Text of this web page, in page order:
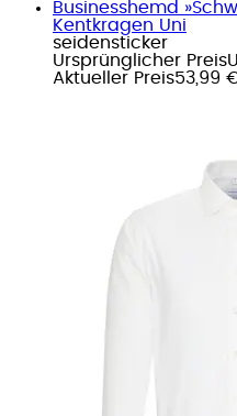
Businesshemd
Kentkragen Uni
seidensticker
Ursprünglicher Preis
Aktueller Preis53,99